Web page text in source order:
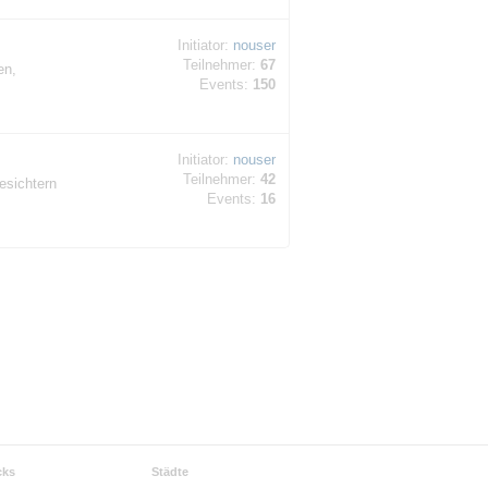
Initiator: nouser
Teilnehmer: 67
Events: 150
Initiator: nouser
Teilnehmer: 42
Events: 16
Städte